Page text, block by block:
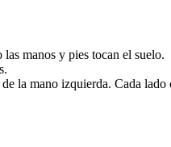
manos y pies tocan el suelo.
la mano izquierda. Cada